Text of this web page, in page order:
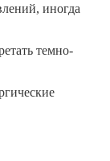
иногда
темно-